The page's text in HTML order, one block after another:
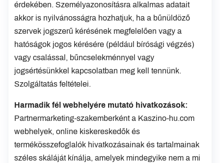
érdekében. Személyazonosításra alkalmas adatait
akkor is nyilvánosságra hozhatjuk, ha a bűnüldöző
szervek jogszerű kérésének megfelelően vagy a
hatóságok jogos kérésére (például bírósági végzés)
vagy csalással, bűncselekménnyel vagy
jogsértésünkkel kapcsolatban meg kell tennünk.
Szolgáltatás feltételei.
Harmadik fél webhelyére mutató hivatkozások:
Partnermarketing-szakemberként a Kaszino-hu.com
webhelyek, online kiskereskedők és
termékösszefoglalók hivatkozásainak és tartalmainak
széles skáláját kínálja, amelyek mindegyike nem a mi